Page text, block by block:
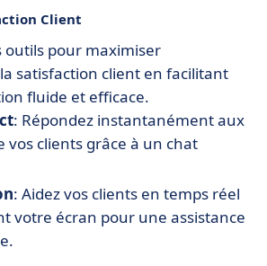
Client
outils pour maximiser
satisfaction client en facilitant
fluide et efficace.
: Répondez instantanément aux
vos clients grâce à un chat
: Aidez vos clients en temps réel
votre écran pour une assistance